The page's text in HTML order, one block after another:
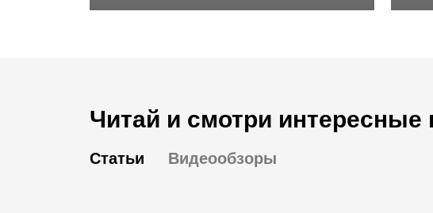
Читай и смотри интересные
Статьи Видеообзоры